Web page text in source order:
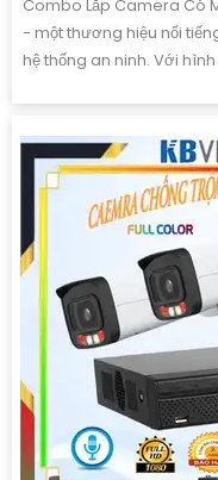
Combo Lắp Camera Có
- một thương hiệu nổi
hệ thống an ninh. Với